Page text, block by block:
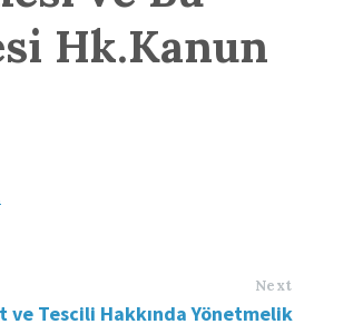
Hk.Kanun
Next
ve Tescili Hakkında Yönetmelik